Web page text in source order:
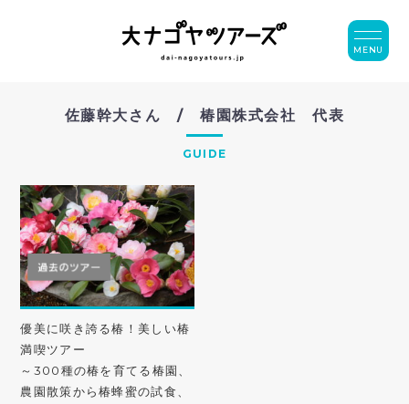
佐藤幹大さん / 椿園株式会社 代表
GUIDE
優美に咲き誇る椿！美しい椿
満喫ツアー
～300種の椿を育てる椿園、
農園散策から椿蜂蜜の試食、
MENU